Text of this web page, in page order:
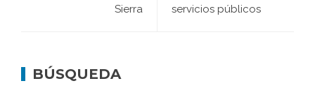
Sierra
servicios públicos
BÚSQUEDA